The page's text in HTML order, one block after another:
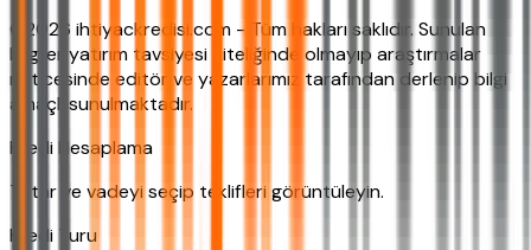
©2026 ihtiyackredisi.com - Tüm hakları saklıdır. Sunulan
bilgiler yatırım tavsiyesi niteliğinde olmayıp araştırmalar
neticesinde editör ve yazarlarımız tarafından derlenip bilgi
amaçlı sunulmaktadır.
Kredi Hesaplama
Tutar ve vadeyi seçip teklifleri görüntüleyin.
Kredi Turu